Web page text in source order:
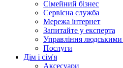
Сімейний бізнес
Сервісна служба
Мережа інтернет
Запитайте у експерта
Управління людськими
Послуги
Дім і сім'я
Аксесуари